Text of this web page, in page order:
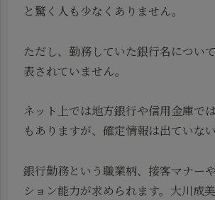
と驚く人も少なくありません。
ただし、勤務していた銀行名につい
表されていません。
ネット上では地方銀行や信用金庫で
もありますが、確定情報は出ていない
銀行勤務という職業柄、接客マナー
ション能力が求められます。大川成